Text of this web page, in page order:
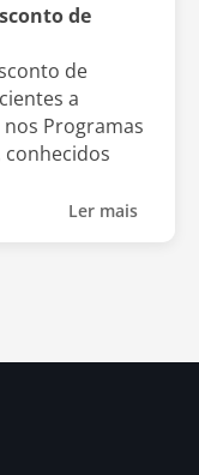
de
de
a
Programas
conhecidos
Ler mais